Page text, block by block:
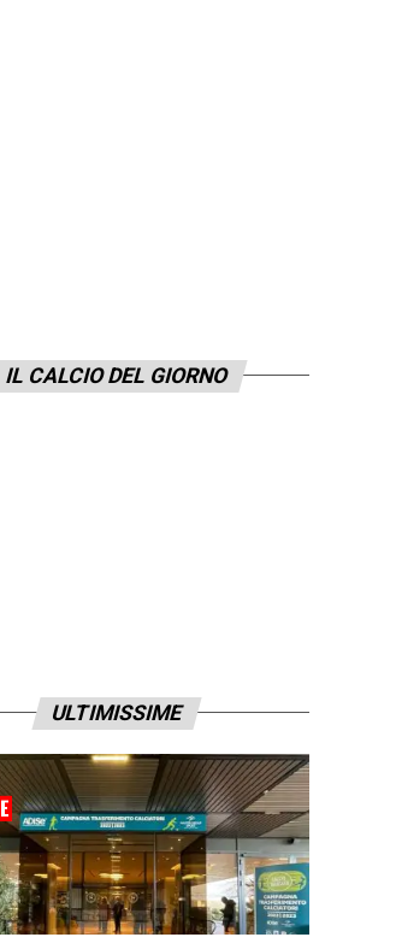
IL CALCIO DEL GIORNO
ULTIMISSIME